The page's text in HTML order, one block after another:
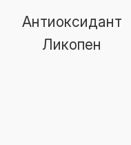
Антиоксидант
Ликопен